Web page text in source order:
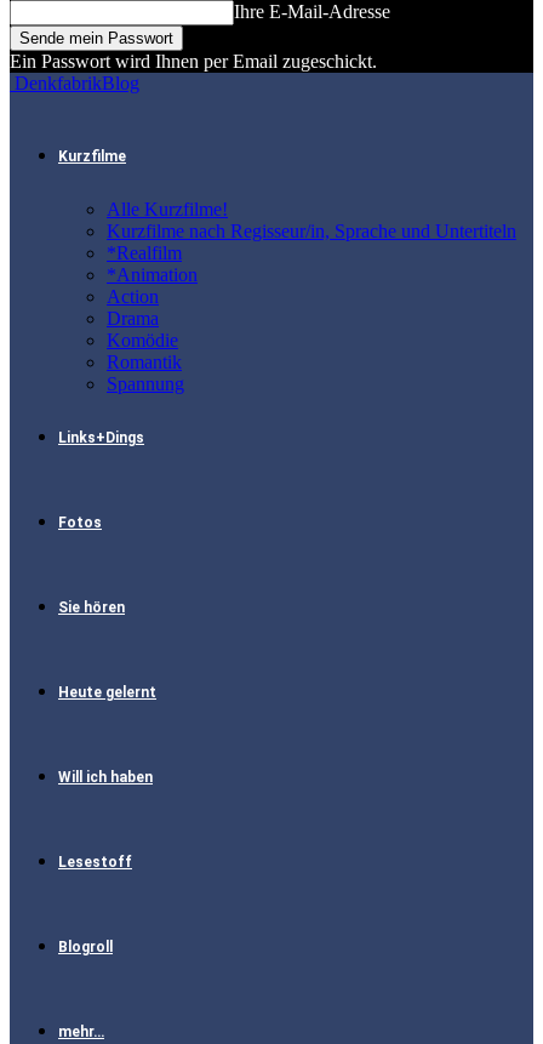
Ihre E-Mail-Adresse
Ein Passwort wird Ihnen per Email zugeschickt.
DenkfabrikBlog
Kurzfilme
Alle Kurzfilme!
Kurzfilme nach Regisseur/in, Sprache und Untertiteln
*Realfilm
*Animation
Action
Drama
Komödie
Romantik
Spannung
Links+Dings
Fotos
Sie hören
Heute gelernt
Will ich haben
Lesestoff
Blogroll
mehr…